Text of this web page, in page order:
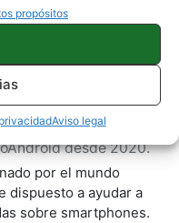
propósitos
Aviso legal
desde 2020.
por el mundo
dispuesto a ayudar a
sobre smartphones.